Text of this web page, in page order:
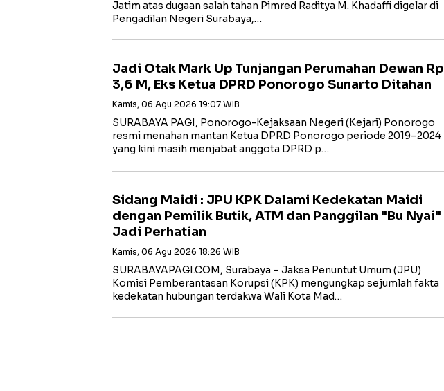
Jatim atas dugaan salah tahan Pimred Raditya M. Khadaffi digelar di
Pengadilan Negeri Surabaya,…
Jadi Otak Mark Up Tunjangan Perumahan Dewan Rp
3,6 M, Eks Ketua DPRD Ponorogo Sunarto Ditahan
Kamis, 06 Agu 2026 19:07 WIB
SURABAYA PAGI, Ponorogo-Kejaksaan Negeri (Kejari) Ponorogo
resmi menahan mantan Ketua DPRD Ponorogo periode 2019–2024
yang kini masih menjabat anggota DPRD p…
Sidang Maidi : JPU KPK Dalami Kedekatan Maidi
dengan Pemilik Butik, ATM dan Panggilan "Bu Nyai"
Jadi Perhatian
Kamis, 06 Agu 2026 18:26 WIB
‎SURABAYAPAGI.COM, Surabaya – Jaksa Penuntut Umum (JPU)
Komisi Pemberantasan Korupsi (KPK) mengungkap sejumlah fakta
kedekatan hubungan terdakwa Wali Kota Mad…